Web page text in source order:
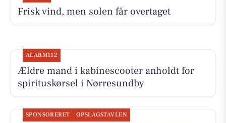
Frisk vind, men solen får overtaget
ALARM112
Ældre mand i kabinescooter anholdt for
spirituskørsel i Nørresundby
SPONSORERET OPSLAGSTAVLEN